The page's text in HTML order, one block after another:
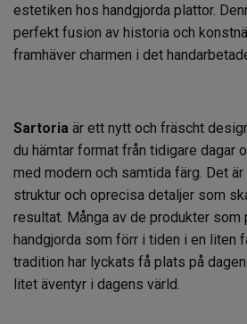
estetiken hos handgjorda plattor.
perfekt fusion av historia och
framhäver charmen i det
Sartoria är ett nytt och fräscht
du hämtar format från tidigare dagar
med modern och samtida färg. Det
struktur och oprecisa detaljer som
resultat. Många av de produkter som
handgjorda som förr i tiden i en liten
tradition har lyckats få plats på
litet äventyr i dagens värld.